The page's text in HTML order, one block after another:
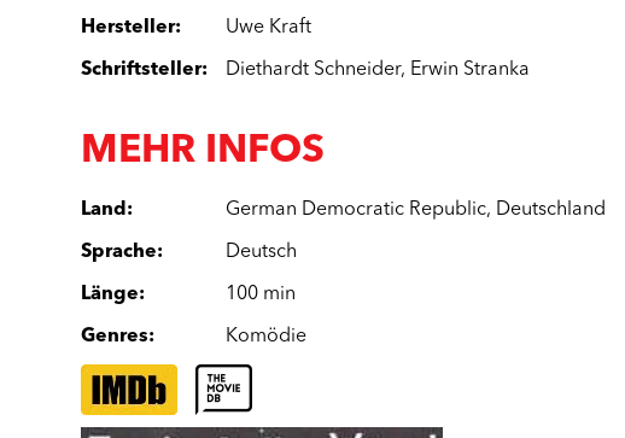
Hersteller: Uwe Kraft
Schriftsteller: Diethardt Schneider, Erwin Stranka
MEHR INFOS
Land : German Democratic Republic, Deutschland
Sprache: Deutsch
Länge: 100 min
Genres: Komödie